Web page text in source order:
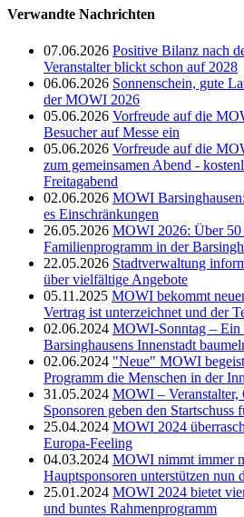
Verwandte Nachrichten
07.06.2026 Positive Bilanz nach
Veranstalter blickt schon auf 2028
06.06.2026 Sonnenschein, gute
der MOWI 2026
05.06.2026 Vorfreude auf die
Besucher auf Messe ein
05.06.2026 Vorfreude auf die
zum gemeinsamen Abend -
Freitagabend
02.06.2026 MOWI
es Einschränkungen
26.05.2026 MOWI 2026: Über 50
Familienprogramm in der
22.05.2026 Stadtverwaltung
über vielfältige Angebote
05.11.2025 MOWI bekommt
Vertrag ist unterzeichnet und der
02.06.2024 MOWI-Sonntag – Ein
Barsinghausens Innenstadt
02.06.2024 "Neue" MOWI
Programm die Menschen in der
31.05.2024 MOWI – Veranstalter,
Sponsoren geben den Startschuss
25.04.2024 MOWI 2024
Europa-Feeling
04.03.2024 MOWI nimmt immer
Hauptsponsoren unterstützen nun
25.01.2024 MOWI 2024 bietet
und buntes Rahmenprogramm